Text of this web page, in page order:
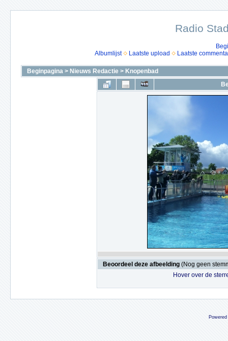
Radio
Albumlijst
Laatste upload Laatste
Beginpagina > Nieuws Redactie > Knopenbad
Beoordeel deze afbeelding (Nog geen
Hover over de